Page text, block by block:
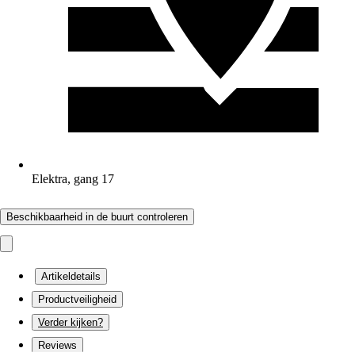
Elektra, gang 17
Beschikbaarheid in de buurt controleren
Artikeldetails
Productveiligheid
Verder kijken?
Reviews